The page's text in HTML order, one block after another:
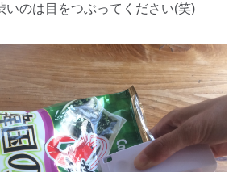
いのは目をつぶってください(笑)